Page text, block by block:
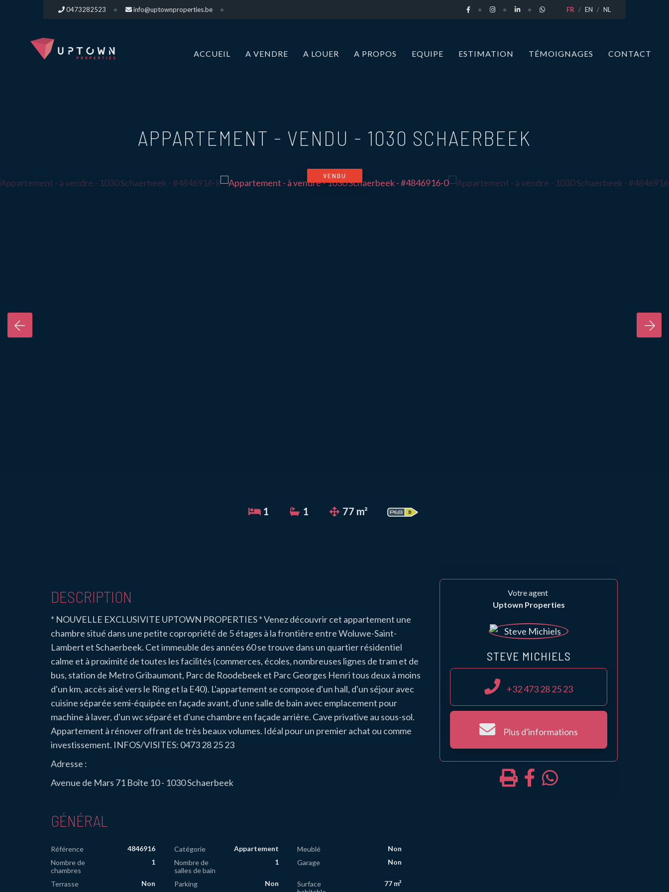
0473282523 info@uptownproperties.be FR EN NL
ACCUEIL A VENDRE A LOUER A PROPOS EQUIPE ESTIMATION TÉMOIGNAGES CONTACT
APPARTEMENT - VENDU - 1030 SCHAERBEEK
VENDU
1 1 77 m²
DESCRIPTION
* NOUVELLE EXCLUSIVITE UPTOWN PROPERTIES * Venez découvrir cet appartement une
chambre situé dans une petite copropriété de 5 étages à la frontière entre Woluwe-Saint-
Lambert et Schaerbeek. Cet immeuble des années 60 se trouve dans un quartier résidentiel
calme et à proximité de toutes les facilités (commerces, écoles, nombreuses lignes de tram et de
bus, station de Metro Gribaumont, Parc de Roodebeek et Parc Georges Henri tous deux à moins
d'un km, accès aisé vers le Ring et la E40). L'appartement se compose d'un hall, d'un séjour avec
cuisine séparée semi-équipée en façade avant, d'une salle de bain avec emplacement pour
machine à laver, d'un wc séparé et d'une chambre en façade arrière. Cave privative au sous-sol.
Appartement à rénover offrant de très beaux volumes. Idéal pour un premier achat ou comme
investissement. INFOS/VISITES: 0473 28 25 23
Adresse :
Avenue de Mars 71 Boîte 10 - 1030 Schaerbeek
GÉNÉRAL
Référence 4846916 Catégorie Appartement Meublé
Non
Nombre de
chambres
1
Nombre de
salles de bain
1 Garage Non
Terrasse Non Parking Non
Surface
77 m²
Votre agent
Uptown Properties
STEVE MICHIELS
+32 473 28 25 23
Plus d'informations